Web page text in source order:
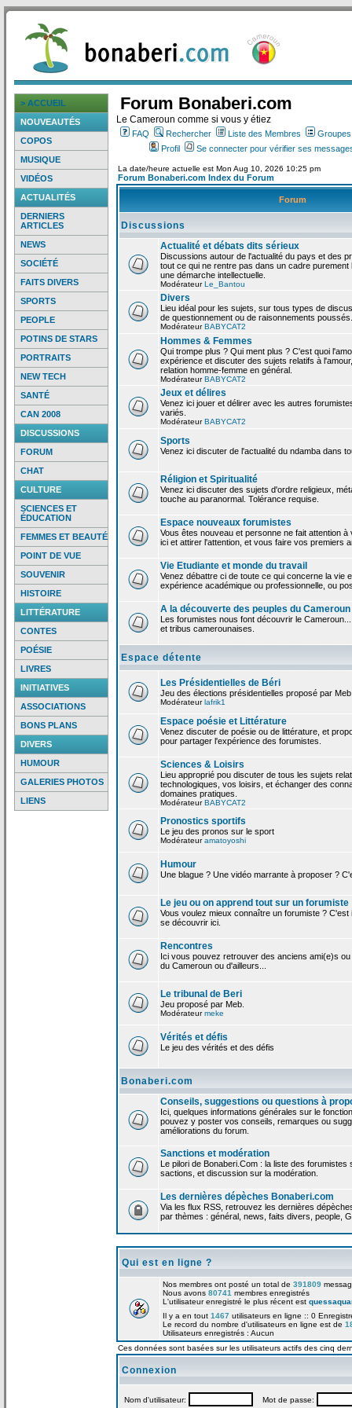
> ACCUEIL
NOUVEAUTÉS
COPOS
MUSIQUE
VIDÉOS
ACTUALITÉS
DERNIERS
ARTICLES
NEWS
SOCIÉTÉ
FAITS DIVERS
SPORTS
PEOPLE
POTINS DE STARS
PORTRAITS
NEW TECH
SANTÉ
CAN 2008
DISCUSSIONS
FORUM
CHAT
CULTURE
SCIENCES ET
ÉDUCATION
FEMMES ET BEAUTÉ
POINT DE VUE
SOUVENIR
HISTOIRE
LITTÉRATURE
CONTES
POÉSIE
LIVRES
INITIATIVES
ASSOCIATIONS
BONS PLANS
DIVERS
HUMOUR
GALERIES PHOTOS
LIENS
Forum Bonaberi.com
Le Cameroun comme si vous y étiez
FAQ Rechercher Liste des Membres
Profil
Se connecter pour vérifier ses
La date/heure actuelle est Mon Aug 10, 2026 10:25 pm
Forum Bonaberi.com Index du Forum
Forum
Discussions
Actualité et débats dits sérieux
Discussions autour de l'actualité du pays et des
tout ce qui ne rentre pas dans un cadre
une démarche intellectuelle.
ModérateurLe_Bantou
Divers
Lieu idéal pour les sujets, sur tous types de
de questionnement ou de raisonnements
ModérateurBABYCAT2
Hommes & Femmes
Qui trompe plus ? Qui ment plus ? C'est quoi
expérience et discuter des sujets relatifs à
relation homme-femme en général.
ModérateurBABYCAT2
Jeux et délires
Venez ici jouer et délirer avec les autres
variés.
ModérateurBABYCAT2
Sports
Venez ici discuter de l'actualité du ndamba dans
Réligion et Spiritualité
Venez ici discuter des sujets d'ordre religieux,
touche au paranormal. Tolérance requise.
Espace nouveaux forumistes
Vous êtes nouveau et personne ne fait attention
ici et attirer l'attention, et vous faire vos premiers
Vie Etudiante et monde du travail
Venez débattre ci de toute ce qui concerne la vie
expérience académique ou professionnelle, ou
A la découverte des peuples du Cameroun
Les forumistes nous font découvrir le
et tribus camerounaises.
Espace détente
Les Présidentielles de Béri
Jeu des élections présidentielles proposé par Meb
Modérateurlafrik1
Espace poésie et Littérature
Venez discuter de poésie ou de littérature, et
pour partager l'expérience des forumistes.
Sciences & Loisirs
Lieu approprié pou discuter de tous les sujets
technologiques, vos loisirs, et échanger des
domaines pratiques.
ModérateurBABYCAT2
Pronostics sportifs
Le jeu des pronos sur le sport
Modérateuramatoyoshi
Humour
Une blague ? Une vidéo marrante à proposer ?
Le jeu ou on apprend tout sur un forumiste
Vous voulez mieux connaître un forumiste ? C'est
se découvrir ici.
Rencontres
Ici vous pouvez retrouver des anciens ami(e)s
du Cameroun ou d'ailleurs...
Le tribunal de Beri
Jeu proposé par Meb.
Modérateurmeke
Vérités et défis
Le jeu des vérités et des défis
Bonaberi.com
Conseils, suggestions ou questions à
Ici, quelques informations générales sur le
pouvez y poster vos conseils, remarques ou
améliorations du forum.
Sanctions et modération
Le pilori de Bonaberi.Com : la liste des
sactions, et discussion sur la modération.
Les dernières dépèches Bonaberi.com
Via les flux RSS, retrouvez les dernières
par thèmes : général, news, faits divers, people,
Qui est en ligne ?
Nos membres ont posté un total de 391809
Nous avons 80741 membres enregistrés
L'utilisateur enregistré le plus récent est
Il y a en tout 1467 utilisateurs en ligne :: 0
Le record du nombre d'utilisateurs en ligne est de
Utilisateurs enregistrés : Aucun
Ces données sont basées sur les utilisateurs actifs des cinq
Connexion
Nom d'utilisateur: Mot de passe: